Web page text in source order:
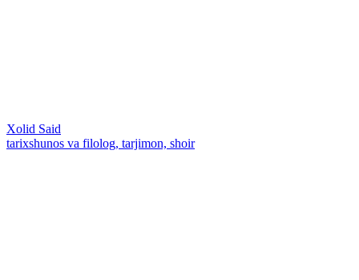
Xolid Said
tarixshunos va filolog, tarjimon, shoir